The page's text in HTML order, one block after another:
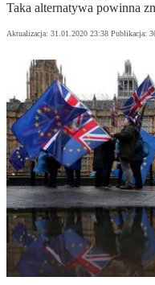
Taka alternatywa powinna
Aktualizacja: 31.01.2020 23:38 Publikacja: